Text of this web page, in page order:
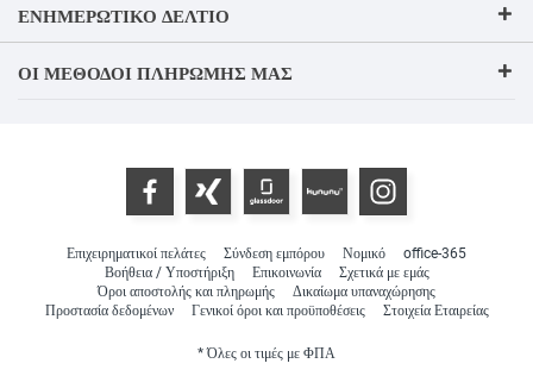
ΕΝΗΜΕΡΩΤΙΚΌ ΔΕΛΤΊΟ
ΟΙ ΜΈΘΟΔΟΙ ΠΛΗΡΩΜΉΣ ΜΑΣ
Επιχειρηματικοί πελάτες Σύνδεση εμπόρου Νομικό
office-365
Βοήθεια / Υποστήριξη
Επικοινωνία
Σχετικά με εμάς
Όροι αποστολής και πληρωμής
Δικαίωμα υπαναχώρησης
Προστασία δεδομένων
Γενικοί όροι και προϋποθέσεις Στοιχεία Εταιρείας
* Όλες οι τιμές με ΦΠΑ